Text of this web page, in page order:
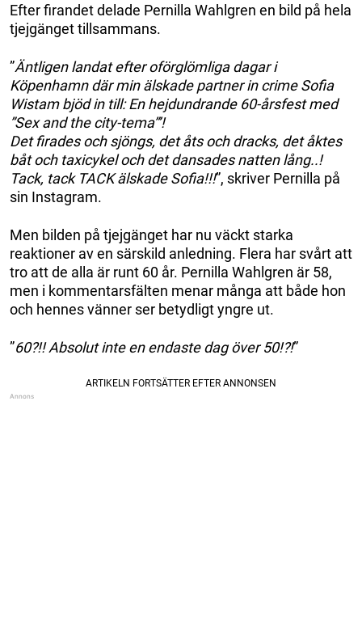
Efter firandet delade Pernilla Wahlgren en bild på hela
tjejgänget tillsammans.
”Äntligen landat efter oförglömliga dagar i
Köpenhamn där min älskade partner in crime Sofia
Wistam bjöd in till: En hejdundrande 60-årsfest med
”Sex and the city-tema”’!
Det firades och sjöngs, det åts och dracks, det åktes
båt och taxicykel och det dansades natten lång..!
Tack, tack TACK älskade Sofia!!!”, skriver Pernilla på
sin Instagram.
Men bilden på tjejgänget har nu väckt starka
reaktioner av en särskild anledning. Flera har svårt att
tro att de alla är runt 60 år. Pernilla Wahlgren är 58,
men i kommentarsfälten menar många att både hon
och hennes vänner ser betydligt yngre ut.
”60?!! Absolut inte en endaste dag över 50!?!”